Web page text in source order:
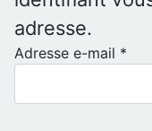
adresse.
Adresse e-mail *